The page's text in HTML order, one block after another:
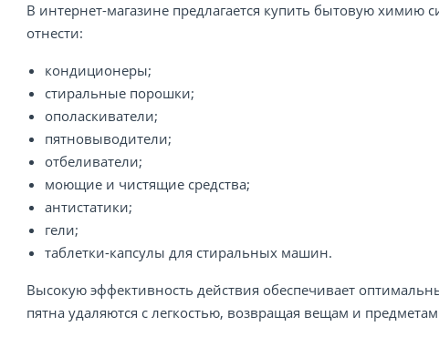
В интернет-магазине предлагается купить бытовую химию
отнести:
кондиционеры;
стиральные порошки;
ополаскиватели;
пятновыводители;
отбеливатели;
моющие и чистящие средства;
антистатики;
гели;
таблетки-капсулы для стиральных машин.
Высокую эффективность действия обеспечивает
пятна удаляются с легкостью, возвращая вещам и